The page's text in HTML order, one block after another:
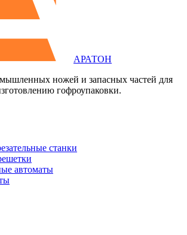
АРАТОН
ножей и запасных частей для
гофроупаковки.
станки
автоматы